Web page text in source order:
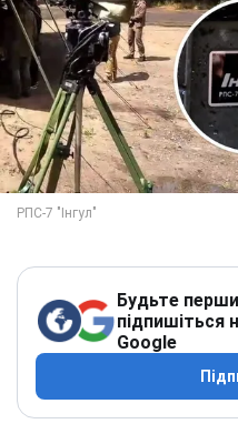
Будьте
підпишіться
Google